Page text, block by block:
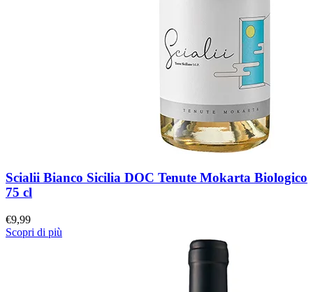
Scialii Bianco Sicilia DOC Tenute Mokarta Biologico
75 cl
€9,99
Scopri di più